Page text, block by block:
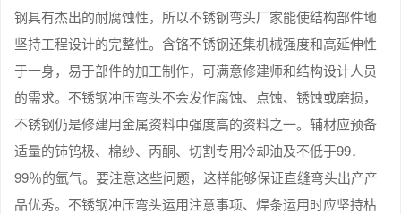
钢具有杰出的耐腐蚀性，所以不锈钢弯头厂家能使结构部件地
坚持工程设计的完整性。含铬不锈钢还集机械强度和高延伸性
于一身，易于部件的加工制作，可满意修建师和结构设计人员
的需求。不锈钢冲压弯头不会发作腐蚀、点蚀、锈蚀或磨损，
不锈钢仍是修建用金属资料中强度高的资料之一。辅材应预备
适量的铈钨极、棉纱、丙酮、切割专用冷却油及不低于99．
99％的氩气。要注意这些问题，这样能够保证直缝弯头出产产
品优秀。不锈钢冲压弯头运用注意事项、焊条运用时应坚持枯